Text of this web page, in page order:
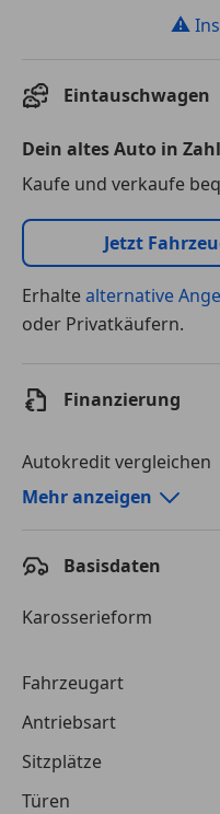
⚠
Eintauschwagen
Dein altes Auto in
Kaufe und verkaufe
Jetzt
Erhaltealternative
oder Privatkäufern.
Finanzierung
Autokredit vergleichen
Autokredit-Rechner von
Kreditbetrag
Gesamtbetrag
Mehr anzeigen
Basisdaten
Karosserieform
Fahrzeugart
Antriebsart
Sitzplätze
Türen